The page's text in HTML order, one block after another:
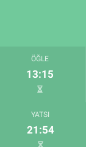
ÖĞLE
13:15
YATSI
21:54